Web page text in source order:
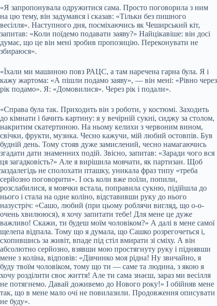
«Я запропонувала одружитися сама. Просто поговорила з ним
на цю тему, він задумався і сказав: «Тільки без пишного
весілля». Наступного дня, посміхаючись як Чеширський кіт,
запитав: «Коли поїдемо подавати заяву?» Найцікавіше: він досі
думає, що це він мені зробив пропозицію. Переконувати не
збираюся».
«Їхали ми машиною повз РАЦС, а там наречена гарна була. Я і
кажу жартома: «А пішли подамо заяву», — він мені: «Рівно через
рік подамо». Я: «Домовилися». Через рік і подали».
«Справа була так. Приходить він з роботи, у костюмі. Заходить
до кімнати і бачить картину: я у вечірній сукні, сиджу за столом,
накритим скатертиною. На ньому келихи з червоним вином,
свічки, фрукти, музика. Чесно кажучи, мій любий остовпів. Був
будній день. Тому стояв дуже замислений, чесно намагаючись
згадати дати знаменних подій. Звісно, запитав: «Заради чого вся
ця загадковість?» Але я вирішила мовчати, як партизан. Щоб
заздалегідь не сполохати пташку, уникала фраз типу «треба
серйозно поговорити». І ось коли вже поїли, попили,
розслабилися, я мовчки встала, поправила сукню, підійшла до
нього і стала на одне коліно, відставивши руку до нього
назустріч: «Сашо, любий (при цьому роблячи вигляд, що о-о-
очень хвилююся), я хочу запитати тебе! Для мене це дуже
важливо! Скажи, ти будеш моїм чоловіком?» А далі в мене самої
щелепа відпала. Тому що я думала, що Сашко розрегочеться і,
схопившись за живіт, впаде під стіл вмирати зі сміху. А він
абсолютно серйозно, взявши мою простягнуту руку і піднявши
мене з коліна, відповів: «Дівчинко моя рідна! Ну звичайно, я
буду твоїм чоловіком, тому що ти — саме та людина, з якою я
хочу розділити своє життя! Але ти сама знаєш, зараз ми весілля
не потягнемо. Давай доживемо до Нового року!» І обійняв мене
так, що в мене мало очі не повилазили. Продовження описувати
не буду».